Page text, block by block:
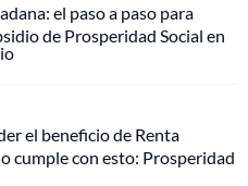
el paso a paso para
de Prosperidad Social en
el beneficio de Renta
cumple con esto: Prosperidad